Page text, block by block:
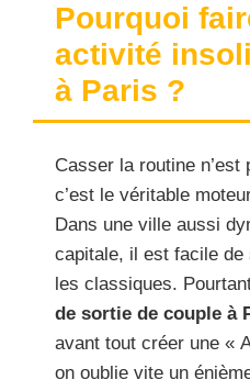
Pourquoi
activité
à Paris ?
Casser la routine n’est
c’est le véritable
Dans une ville aussi
capitale, il est facile
les classiques.
de sortie de couple à
avant tout créer une «
on oublie vite un